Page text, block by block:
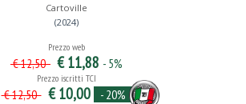
Cartoville
(2024)
Prezzo web
€ 12,50 € 11,88 - 5%
Prezzo iscritti TCI
€ 12,50 € 10,00 - 20%